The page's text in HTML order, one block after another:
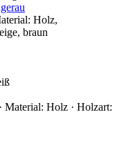
Holz,
braun
Material: Holz · Holzart: